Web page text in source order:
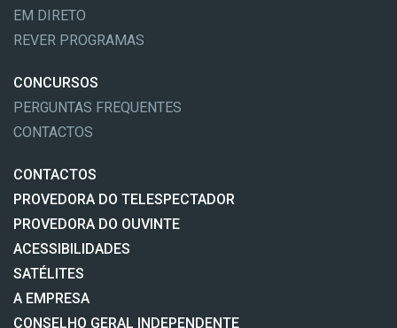
EM DIRETO
REVER PROGRAMAS
CONCURSOS
PERGUNTAS FREQUENTES
CONTACTOS
CONTACTOS
PROVEDORA DO TELESPECTADOR
PROVEDORA DO OUVINTE
ACESSIBILIDADES
SATÉLITES
A EMPRESA
CONSELHO GERAL INDEPENDENTE